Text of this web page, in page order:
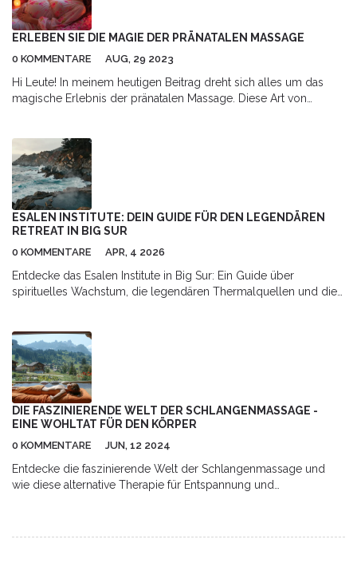
ERLEBEN SIE DIE MAGIE DER PRÄNATALEN MASSAGE
0 KOMMENTARE AUG, 29 2023
Hi Leute! In meinem heutigen Beitrag dreht sich alles um das
magische Erlebnis der pränatalen Massage. Diese Art von
Schwangerschaft. Kommt mit auf diese wundersame Reise, wie
wir die therapeutischen Vorteile solcher Massagen erforschen
und erfahren, wie sie Schwangere auf ihrem Weg zur
Mutterschaft unterstützen können. Ich hoffe, ich kann euch damit
neue und spannende Einblicke geben. Bis bald!
ESALEN INSTITUTE: DEIN GUIDE FÜR DEN LEGENDÄREN
RETREAT IN BIG SUR
0 KOMMENTARE APR, 4 2026
Entdecke das Esalen Institute in Big Sur: Ein Guide über
spirituelles Wachstum, die legendären Thermalquellen und die
DIE FASZINIERENDE WELT DER SCHLANGENMASSAGE -
EINE WOHLTAT FÜR DEN KÖRPER
0 KOMMENTARE JUN, 12 2024
Entdecke die faszinierende Welt der Schlangenmassage und
wie diese alternative Therapie für Entspannung und